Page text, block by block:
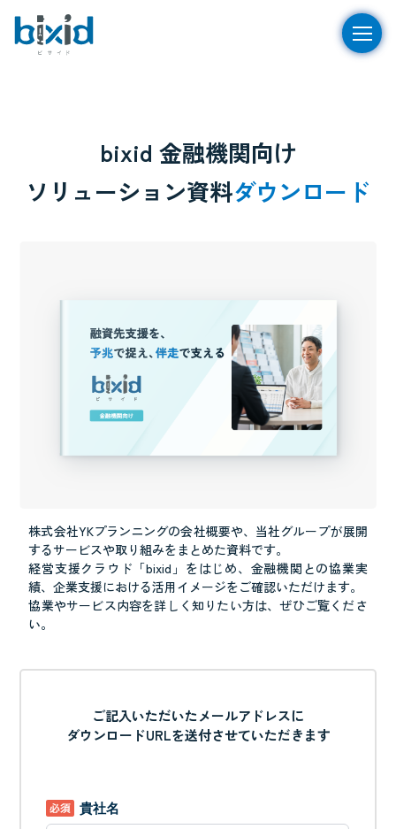
bixid 金融機関向け
ソリューション資料ダウンロード
株式会社YKプランニングの会社概要や、当社グループが展開
するサービスや取り組みをまとめた資料です。
経営支援クラウド「bixid」をはじめ、金融機関との協業実
績、企業支援における活用イメージをご確認いただけます。
協業やサービス内容を詳しく知りたい方は、ぜひご覧くださ
い。
ご記入いただいたメールアドレスに
ダウンロードURLを送付させていただきます